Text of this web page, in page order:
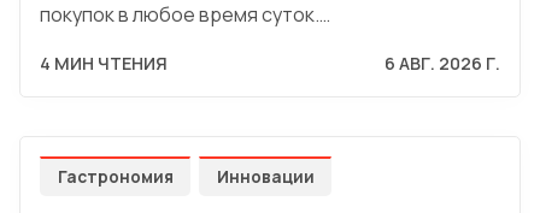
покупок в любое время суток.…
4 МИН ЧТЕНИЯ 6 АВГ. 2026 Г.
Гастрономия Инновации